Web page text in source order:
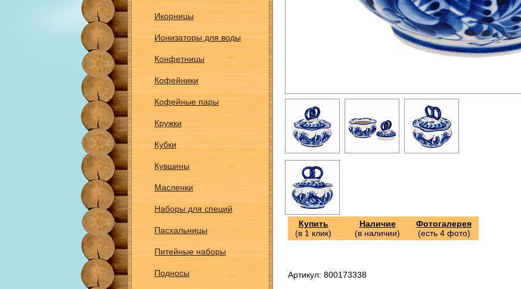
Икорницы
Ионизаторы для воды
Конфетницы
Кофейники
Кофейные пары
Кружки
Кубки
Кувшины
Масленки
Наборы для специй
Пасхальницы
Питейные наборы
Подносы
Купить
(в 1 клик)
Наличие
(в наличии)
Фотогалерея
(есть 4 фото)
Артикул: 800173338